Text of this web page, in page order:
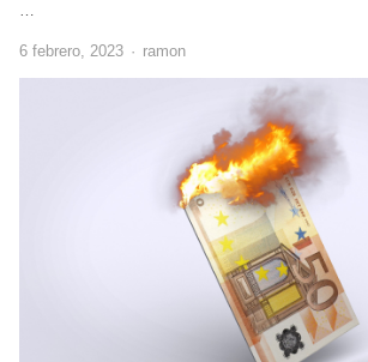
…
6 febrero, 2023 Author
ramon